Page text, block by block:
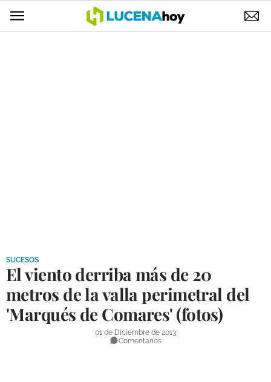
DEPORTES
COMPETICIONES
SUCESOS
El viento derriba más de 20
metros de la valla perimetral del
'Marqués de Comares' (fotos)
01 de Diciembre de 2013
Comentarios